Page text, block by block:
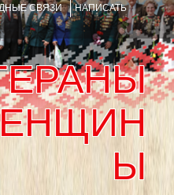
СВЯЗИ
НАПИСАТЬ
Ы